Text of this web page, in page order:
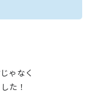
ゃなく
た！